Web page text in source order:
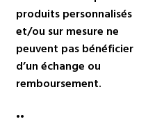
produits personnalisés
et/ou sur mesure ne
peuvent pas bénéficier
d’un échange ou
remboursement.
••